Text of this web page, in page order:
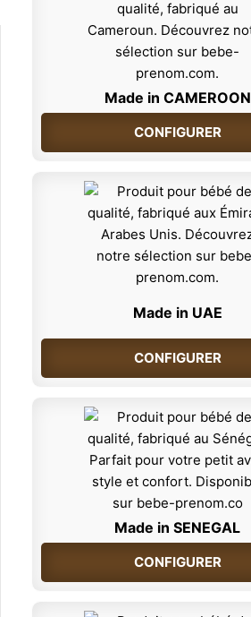
Made in CAMEROON
CONFIGURER
Made in UAE
CONFIGURER
Made in SENEGAL
CONFIGURER